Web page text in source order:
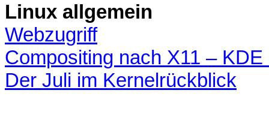
Linux allgemein
Webzugriff
Compositing nach X11 –
Der Juli im Kernelrückblick